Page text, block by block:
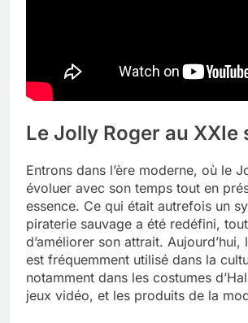
Le Jolly Roger au XXIe
Entrons dans l’ère moderne, où le
évoluer avec son temps tout en
essence. Ce qui était autrefois un
piraterie sauvage a été redéfini,
d’améliorer son attrait.
est fréquemment utilisé dans la
notamment dans les costumes
jeux vidéo, et les produits de la